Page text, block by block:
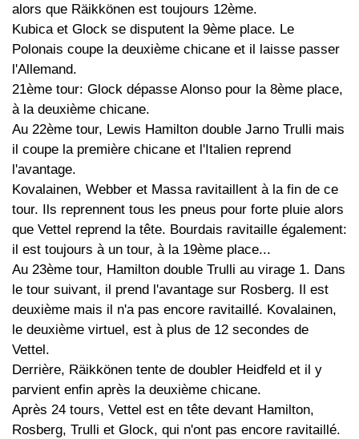
alors que Räikkönen est toujours 12ème.
Kubica et Glock se disputent la 9ème place. Le
Polonais coupe la deuxième chicane et il laisse passer
l'Allemand.
21ème tour: Glock dépasse Alonso pour la 8ème place,
à la deuxième chicane.
Au 22ème tour, Lewis Hamilton double Jarno Trulli mais
il coupe la première chicane et l'Italien reprend
l'avantage.
Kovalainen, Webber et Massa ravitaillent à la fin de ce
tour. Ils reprennent tous les pneus pour forte pluie alors
que Vettel reprend la tête. Bourdais ravitaille également:
il est toujours à un tour, à la 19ème place...
Au 23ème tour, Hamilton double Trulli au virage 1. Dans
le tour suivant, il prend l'avantage sur Rosberg. Il est
deuxième mais il n'a pas encore ravitaillé. Kovalainen,
le deuxième virtuel, est à plus de 12 secondes de
Vettel.
Derrière, Räikkönen tente de doubler Heidfeld et il y
parvient enfin après la deuxième chicane.
Après 24 tours, Vettel est en tête devant Hamilton,
Rosberg, Trulli et Glock, qui n'ont pas encore ravitaillé.